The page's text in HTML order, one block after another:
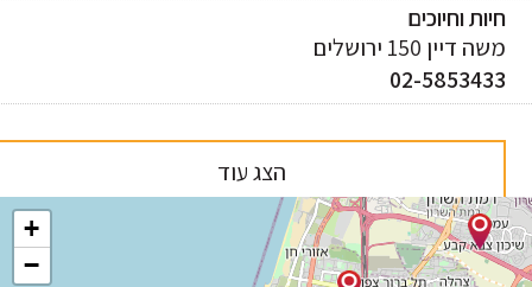
וחיוכים
150 ירושלים
02-
הצג עוד